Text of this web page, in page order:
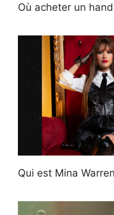
Où acheter un
Qui est Mina